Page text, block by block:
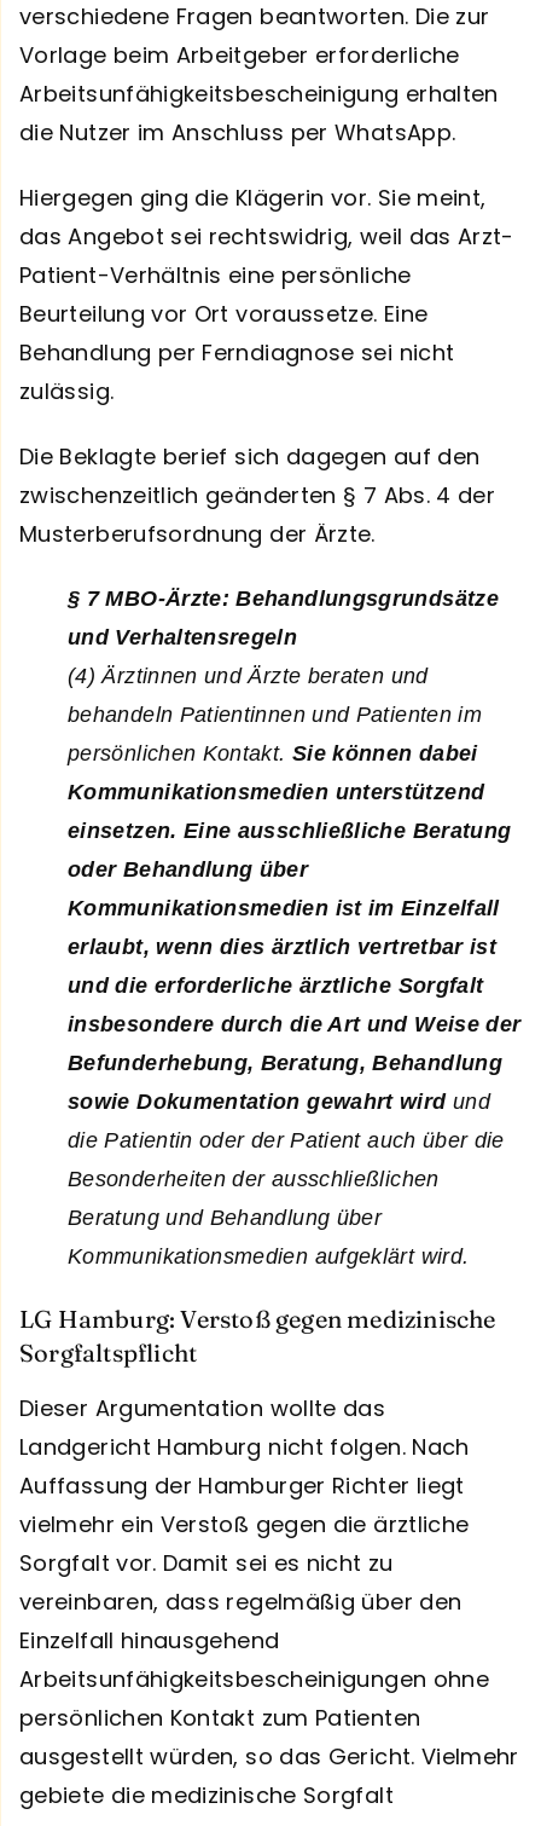
verschiedene Fragen beantworten. Die zur
Vorlage beim Arbeitgeber erforderliche
Arbeitsunfähigkeitsbescheinigung erhalten
die Nutzer im Anschluss per WhatsApp.
Hiergegen ging die Klägerin vor. Sie meint,
das Angebot sei rechtswidrig, weil das Arzt-
Patient-Verhältnis eine persönliche
Beurteilung vor Ort voraussetze. Eine
Behandlung per Ferndiagnose sei nicht
zulässig.
Die Beklagte berief sich dagegen auf den
zwischenzeitlich geänderten § 7 Abs. 4 der
Musterberufsordnung der Ärzte.
§ 7 MBO-Ärzte: Behandlungsgrundsätze
und Verhaltensregeln
(4) Ärztinnen und Ärzte beraten und
behandeln Patientinnen und Patienten im
persönlichen Kontakt. Sie können dabei
Kommunikationsmedien unterstützend
einsetzen. Eine ausschließliche Beratung
oder Behandlung über
Kommunikationsmedien ist im Einzelfall
erlaubt, wenn dies ärztlich vertretbar ist
und die erforderliche ärztliche Sorgfalt
insbesondere durch die Art und Weise der
Befunderhebung, Beratung, Behandlung
sowie Dokumentation gewahrt wirdund
die Patientin oder der Patient auch über die
Besonderheiten der ausschließlichen
Beratung und Behandlung über
Kommunikationsmedien aufgeklärt wird.
LG Hamburg: Verstoß gegen medizinische
Sorgfaltspflicht
Dieser Argumentation wollte das
Landgericht Hamburg nicht folgen. Nach
Auffassung der Hamburger Richter liegt
vielmehr ein Verstoß gegen die ärztliche
Sorgfalt vor. Damit sei es nicht zu
vereinbaren, dass regelmäßig über den
Einzelfall hinausgehend
Arbeitsunfähigkeitsbescheinigungen ohne
persönlichen Kontakt zum Patienten
ausgestellt würden, so das Gericht. Vielmehr
gebiete die medizinische Sorgfalt